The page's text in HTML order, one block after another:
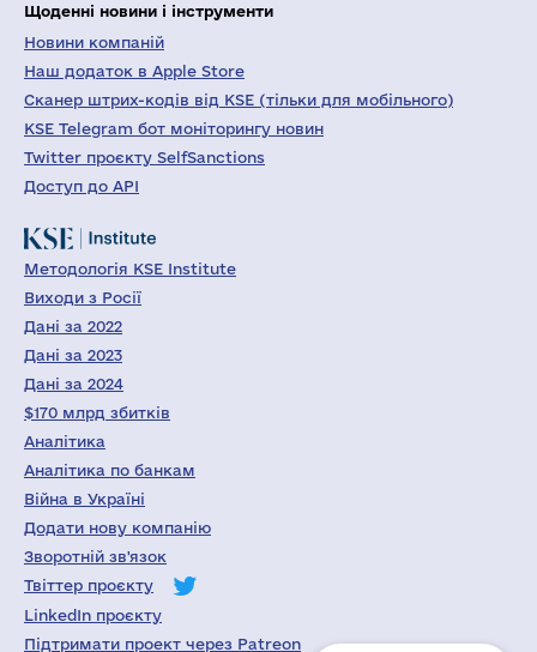
Щоденні новини і інструменти
Новини компаній
Наш додаток в Apple Store
Сканер штрих-кодів від KSE (тільки для мобільного)
KSE Telegram бот моніторингу новин
Twitter проєкту SelfSanctions
Доступ до API
Методологія KSE Institute
Виходи з Росії
Дані за 2022
Дані за 2023
Дані за 2024
$170 млрд збитків
Аналітика
Аналітика по банкам
Війна в Україні
Додати нову компанію
Зворотній зв'язок
Твіттер проєкту
LinkedIn проєкту
Підтримати проект через Patreon